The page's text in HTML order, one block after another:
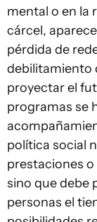
mental o en la
cárcel,
pérdida de
debilitamiento
proyectar el
programas se
política social
prestaciones o
sino que debe
personas el